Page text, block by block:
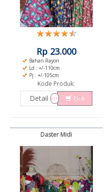
Rp 23.000
Bahan Rayon
Ld : +/-110cm
Pj : +/-105cm
Kode Produk:
Detail or Beli
Daster Midi